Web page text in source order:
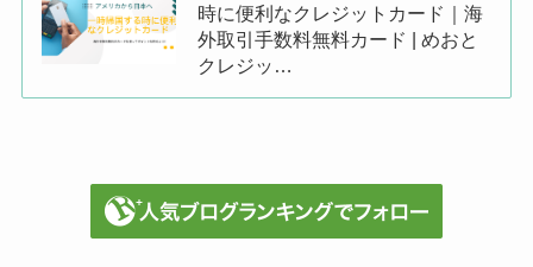
時に便利なクレジットカード｜海
外取引手数料無料カード | めおと
クレジッ…